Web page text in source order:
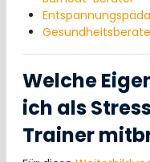
Welche
ich als
Trainer